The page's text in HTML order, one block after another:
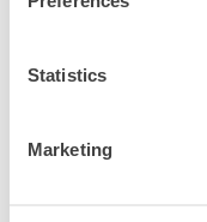
Statistics
Marketing